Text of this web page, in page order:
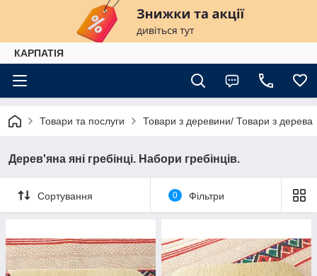
КАРПАТІЯ
Товари та послуги Товари з деревини/ Товари з дерева
Дерев'яна яні гребінці. Набори гребінців.
Сортування 0 Фільтри